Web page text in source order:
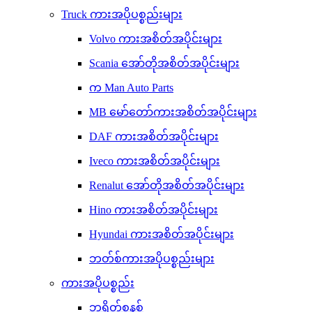
Truck ကားအပိုပစ္စည်းများ
Volvo ကားအစိတ်အပိုင်းများ
Scania အော်တိုအစိတ်အပိုင်းများ
က Man Auto Parts
MB မော်တော်ကားအစိတ်အပိုင်းများ
DAF ကားအစိတ်အပိုင်းများ
Iveco ကားအစိတ်အပိုင်းများ
Renalut အော်တိုအစိတ်အပိုင်းများ
Hino ကားအစိတ်အပိုင်းများ
Hyundai ကားအစိတ်အပိုင်းများ
ဘတ်စ်ကားအပိုပစ္စည်းများ
ကားအပိုပစ္စည်း
ဘရိတ်စနစ်